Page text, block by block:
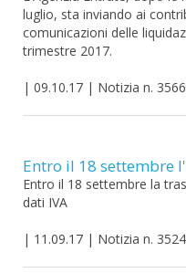
luglio, sta inviando ai
comunicazioni delle
trimestre 2017.
| 09.10.17 | Notizia n. 3566
Entro il 18 settembre
Entro il 18 settembre la
dati IVA
| 11.09.17 | Notizia n. 3524